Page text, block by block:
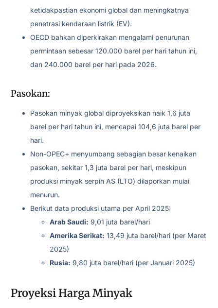
ketidakpastian ekonomi global dan meningkatnya
penetrasi kendaraan listrik (EV).
OECD bahkan diperkirakan mengalami penurunan
permintaan sebesar 120.000 barel per hari tahun ini,
dan 240.000 barel per hari pada 2026.
Pasokan:
Pasokan minyak global diproyeksikan naik 1,6 juta
barel per hari tahun ini, mencapai 104,6 juta barel per
hari.
Non-OPEC+ menyumbang sebagian besar kenaikan
pasokan, sekitar 1,3 juta barel per hari, meskipun
produksi minyak serpih AS (LTO) dilaporkan mulai
menurun.
Berikut data produksi utama per April 2025:
Arab Saudi: 9,01 juta barel/hari
Amerika Serikat: 13,49 juta barel/hari (per Maret
2025)
Rusia: 9,80 juta barel/hari (per Januari 2025)
Proyeksi Harga Minyak